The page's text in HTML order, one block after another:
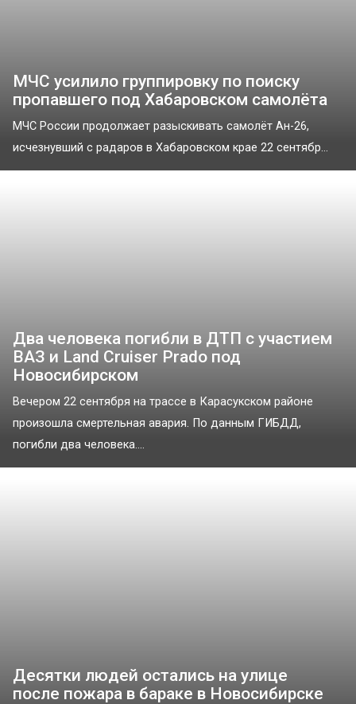
МЧС усилило группировку по поиску
пропавшего под Хабаровском самолёта
МЧС России продолжает разыскивать самолёт Ан-26,
исчезнувший с радаров в Хабаровском крае 22 сентябр...
Два человека погибли в ДТП с участием
ВАЗ и Land Cruiser Prado под
Новосибирском
Вечером 22 сентября на трассе в Карасукском районе
произошла смертельная авария. По данным ГИБДД,
погибли два человека....
Десятки людей остались на улице
после пожара в бараке в Новосибирске